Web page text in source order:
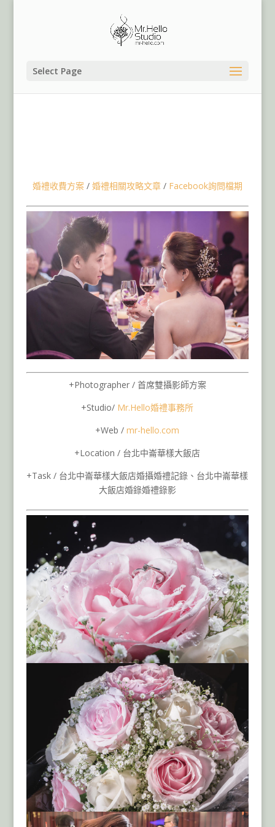
Select Page
婚禮收費方案/ 婚禮相關攻略文章/ Facebook詢問檔期
+Photographer / 首席雙攝影師方案
+Studio/ Mr.Hello婚禮事務所
+Web /mr-hello.com
+Location / 台北中崙華樣大飯店
+Task / 台北中崙華樣大飯店婚攝婚禮記錄、台北中崙華樣
大飯店婚錄婚禮錄影